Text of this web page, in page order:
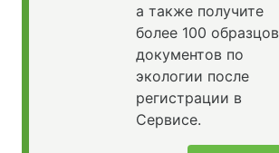
а также получите
более 100 образцов
документов по
экологии после
регистрации в
Сервисе.